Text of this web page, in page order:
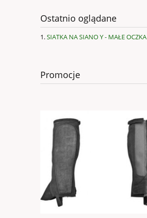
Ostatnio oglądane
SIATKA NA SIANO Y - MAŁE OCZKA
Promocje